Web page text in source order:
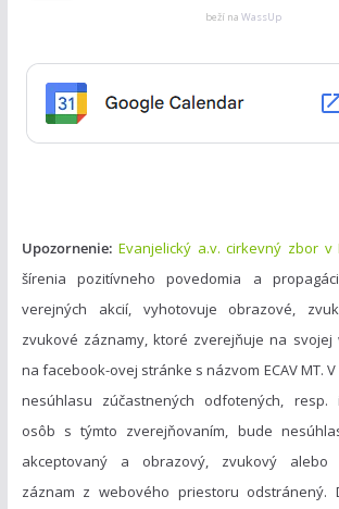
r
beží na WassUp
Upozornenie: Evanjelický a.v. cirkevný zbor v
šírenia pozitívneho povedomia a
verejných akcií, vyhotovuje obrazové,
zvukové záznamy, ktoré zverejňuje na
na facebook-ovej stránke s názvom ECAV MT.
nesúhlasu zúčastnených odfotených, resp.
osôb s týmto zverejňovaním, bude
akceptovaný a obrazový, zvukový alebo
záznam z webového priestoru odstránený.